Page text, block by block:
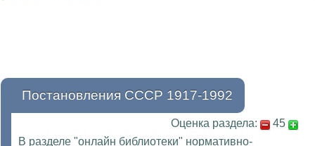
Постановления СССР 1917-1992
Оценка раздела:
45
В разделе "онлайн библиотеки" нормативно-